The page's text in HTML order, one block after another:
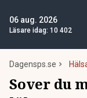
06 aug. 2026
Läsare idag: 10 402
Dagensps.se
Sover du